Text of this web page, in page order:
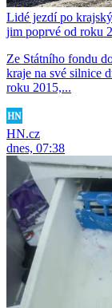
Lidé jezdí po
jim poprvé od roku
Ze Státního fondu
kraje na své silnice
roku 2015,...
HN.cz
dnes, 07:38